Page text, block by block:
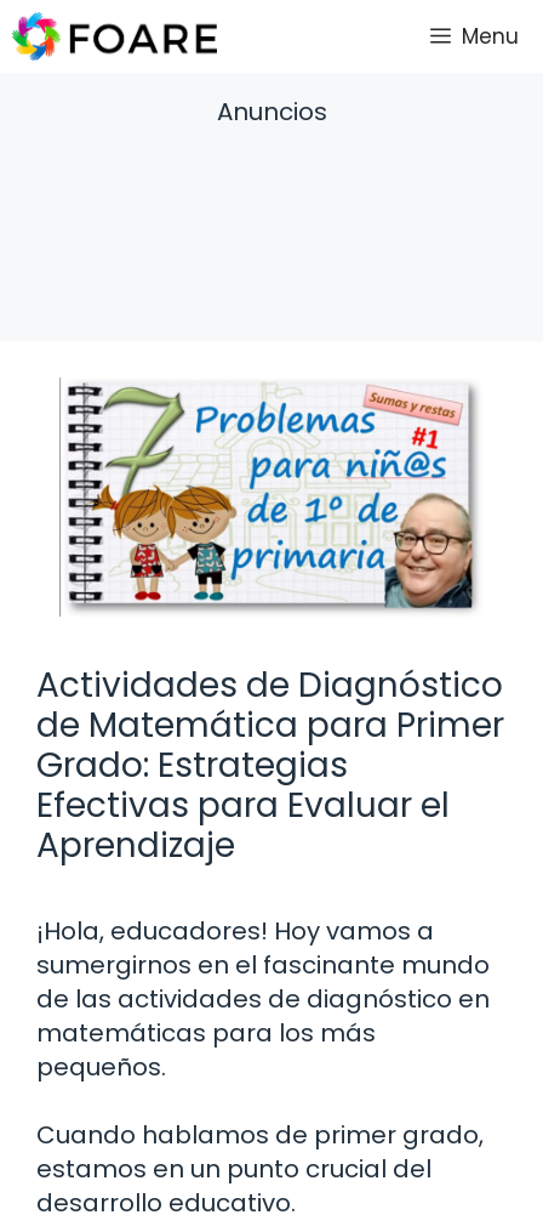
Saltar
al
Menu
Anuncios
Actividades de Diagnóstico
de Matemática para Primer
Grado: Estrategias
Efectivas para Evaluar el
Aprendizaje
¡Hola, educadores! Hoy vamos a
sumergirnos en el fascinante mundo
de las actividades de diagnóstico en
matemáticas para los más
pequeños.
Cuando hablamos de primer grado,
estamos en un punto crucial del
desarrollo educativo.